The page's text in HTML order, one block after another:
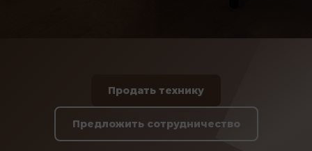
Продать технику
Предложить сотрудничество